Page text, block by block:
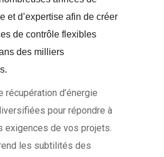
et d’expertise afin de créer
de contrôle flexibles
des milliers
récupération d’énergie
pour répondre à
exigences de vos projets.
les subtilités des